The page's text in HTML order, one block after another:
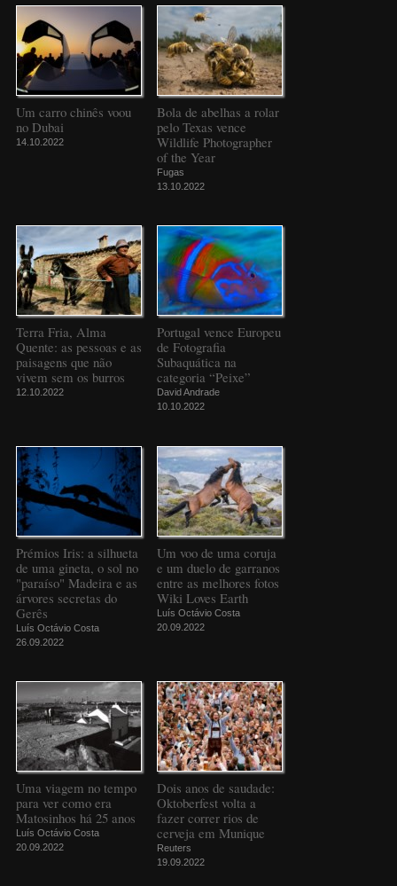
Um carro chinês voou
no Dubai
14.10.2022
Bola de abelhas a rolar
pelo Texas vence
Wildlife Photographer
of the Year
Fugas
13.10.2022
Terra Fria, Alma
Quente: as pessoas e as
paisagens que não
vivem sem os burros
12.10.2022
Portugal vence Europeu
de Fotografia
Subaquática na
categoria “Peixe”
David Andrade
10.10.2022
Prémios Iris: a silhueta
de uma gineta, o sol no
"paraíso" Madeira e as
árvores secretas do
Gerês
Luís Octávio Costa
26.09.2022
Um voo de uma coruja
e um duelo de garranos
entre as melhores fotos
Wiki Loves Earth
Luís Octávio Costa
20.09.2022
Uma viagem no tempo
para ver como era
Matosinhos há 25 anos
Luís Octávio Costa
20.09.2022
Dois anos de saudade:
Oktoberfest volta a
fazer correr rios de
cerveja em Munique
Reuters
19.09.2022